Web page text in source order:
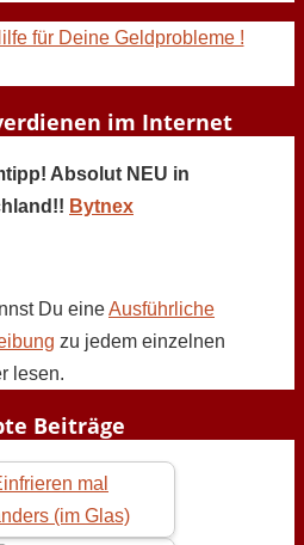
für Deine Geldprobleme !
im Internet
Absolut NEU in
Bytnex
Du eineAusführliche
zu jedem einzelnen
lesen.
Beiträge
mal
(im Glas)